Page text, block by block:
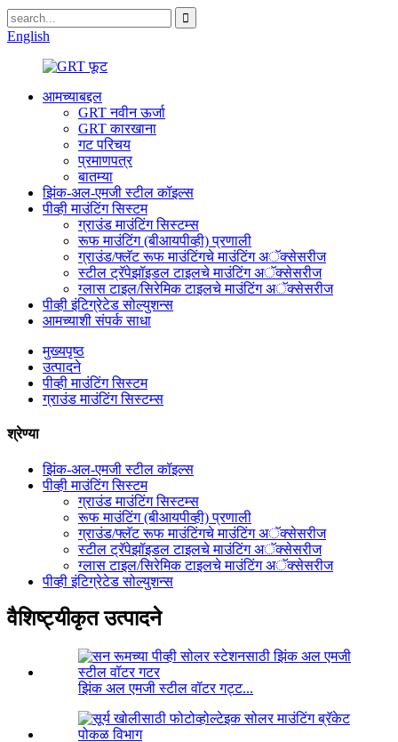
English
आमच्याबद्दल
GRT नवीन ऊर्जा
GRT कारखाना
गट परिचय
प्रमाणपत्र
बातम्या
झिंक-अल-एमजी स्टील कॉइल्स
पीव्ही माउंटिंग सिस्टम
ग्राउंड माउंटिंग सिस्टम्स
रूफ माउंटिंग (बीआयपीव्ही) प्रणाली
ग्राउंड/फ्लॅट रूफ माउंटिंगचे माउंटिंग अॅक्सेसरीज
स्टील ट्रॅपेझॉइडल टाइलचे माउंटिंग अॅक्सेसरीज
ग्लास टाइल/सिरेमिक टाइलचे माउंटिंग अॅक्सेसरीज
पीव्ही इंटिग्रेटेड सोल्युशन्स
आमच्याशी संपर्क साधा
मुख्यपृष्ठ
उत्पादने
पीव्ही माउंटिंग सिस्टम
ग्राउंड माउंटिंग सिस्टम्स
श्रेण्या
झिंक-अल-एमजी स्टील कॉइल्स
पीव्ही माउंटिंग सिस्टम
ग्राउंड माउंटिंग सिस्टम्स
रूफ माउंटिंग (बीआयपीव्ही) प्रणाली
ग्राउंड/फ्लॅट रूफ माउंटिंगचे माउंटिंग अॅक्सेसरीज
स्टील ट्रॅपेझॉइडल टाइलचे माउंटिंग अॅक्सेसरीज
ग्लास टाइल/सिरेमिक टाइलचे माउंटिंग अॅक्सेसरीज
पीव्ही इंटिग्रेटेड सोल्युशन्स
वैशिष्ट्यीकृत उत्पादने
झिंक अल एमजी स्टील वॉटर गट्ट...